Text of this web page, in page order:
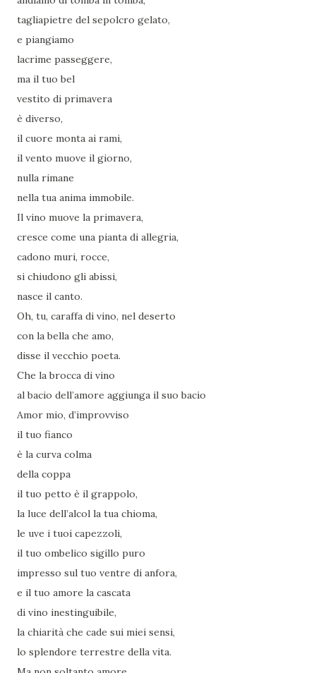
tagliapietre del sepolcro gelato,
e piangiamo
lacrime passeggere,
ma il tuo bel
vestito di primavera
è diverso,
il cuore monta ai rami,
il vento muove il giorno,
nulla rimane
nella tua anima immobile.
Il vino muove la primavera,
cresce come una pianta di allegria,
cadono muri, rocce,
si chiudono gli abissi,
nasce il canto.
Oh, tu, caraffa di vino, nel deserto
con la bella che amo,
disse il vecchio poeta.
Che la brocca di vino
al bacio dell’amore aggiunga il suo bacio
Amor mio, d’improvviso
il tuo fianco
è la curva colma
della coppa
il tuo petto è il grappolo,
la luce dell’alcol la tua chioma,
le uve i tuoi capezzoli,
il tuo ombelico sigillo puro
impresso sul tuo ventre di anfora,
e il tuo amore la cascata
di vino inestinguibile,
la chiarità che cade sui miei sensi,
lo splendore terrestre della vita.